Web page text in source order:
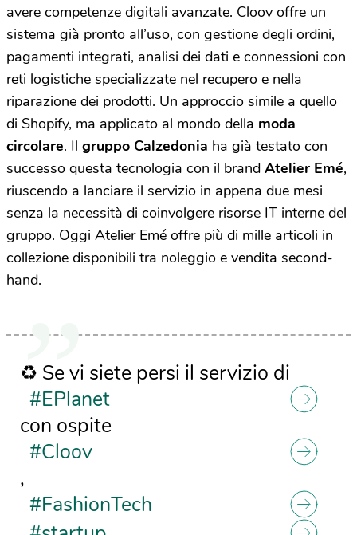
avere competenze digitali avanzate. Cloov offre un
sistema già pronto all’uso, con gestione degli ordini,
pagamenti integrati, analisi dei dati e connessioni con
reti logistiche specializzate nel recupero e nella
riparazione dei prodotti. Un approccio simile a quello
di Shopify, ma applicato al mondo della moda
circolare. Il gruppo Calzedonia ha già testato con
successo questa tecnologia con il brand Atelier Emé,
riuscendo a lanciare il servizio in appena due mesi
senza la necessità di coinvolgere risorse IT interne del
gruppo. Oggi Atelier Emé offre più di mille articoli in
collezione disponibili tra noleggio e vendita second-
hand.
♻️ Se vi siete persi il servizio di
#EPlanet
con ospite
#Cloov
,
#FashionTech